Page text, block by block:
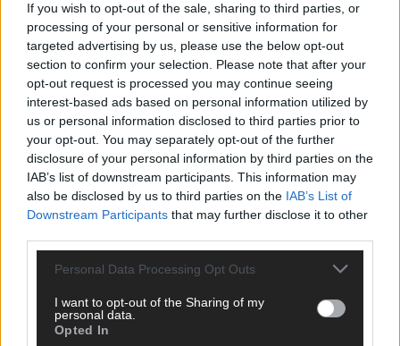
If you wish to opt-out of the sale, sharing to third parties, or
processing of your personal or sensitive information for
targeted advertising by us, please use the below opt-out
section to confirm your selection. Please note that after your
opt-out request is processed you may continue seeing
interest-based ads based on personal information utilized by
us or personal information disclosed to third parties prior to
your opt-out. You may separately opt-out of the further
disclosure of your personal information by third parties on the
IAB’s list of downstream participants. This information may
also be disclosed by us to third parties on the IAB’s List of
Downstream Participants that may further disclose it to other
Personal Data Processing Opt Outs
I want to opt-out of the Sharing of my
personal data.
Opted In
Überblick
Juni 2026
Bulgarien hat gewonnen – aber der ESC 2026
hinterlässt unbeantwortete Fragen
KOMMENTAR